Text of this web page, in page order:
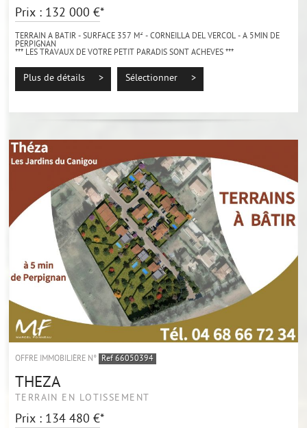
Prix : 132 000 €*
TERRAIN A BATIR - SURFACE 357 M² - CORNEILLA DEL VERCOL - A 5MIN DE
PERPIGNAN
*** LES TRAVAUX DE VOTRE PETIT PARADIS SONT ACHEVES ***
Idéalement situé sur la commune de CORNEILLA DEL VERCOL, au milieu d'un
environnement...
Plus de détails > Sélectionner >
OFFRE IMMOBILIÈRE N° Ref 66050394
THEZA
TERRAIN EN LOTISSEMENT
Prix : 134 480 €*